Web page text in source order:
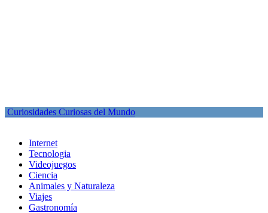
Curiosidades Curiosas del Mundo
Internet
Tecnologia
Videojuegos
Ciencia
Animales y Naturaleza
Viajes
Gastronomía